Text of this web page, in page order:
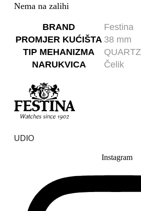
Nema na zalihi
BRAND
Festina
PROMJER KUĆIŠTA 38 mm
TIP MEHANIZMA
QUARTZ
NARUKVICA
Čelik
UDIO
Instagram